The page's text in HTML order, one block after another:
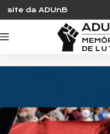
content
site da ADUnB